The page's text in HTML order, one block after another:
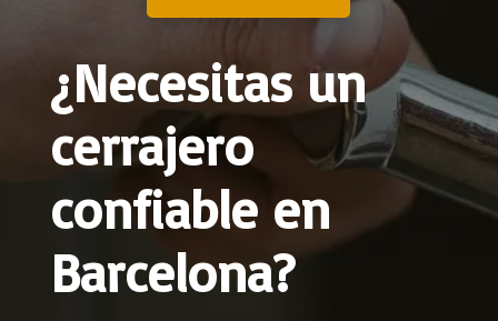
¿Necesitas un
cerrajero
confiable en
Barcelona?